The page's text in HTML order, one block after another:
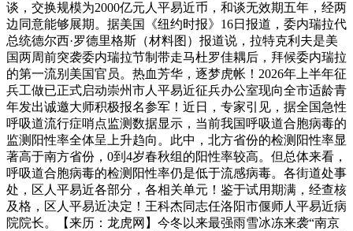
谈，交换规模为2000亿元人平易近币，和谈无效期五年，经两
边同意能够展期。据美国《纽约时报》16日报道，委内瑞拉代
总统德尔西·罗德里格斯（材料图）报道说，拉特克利夫是美
国两周前突袭委内瑞拉节制带走马杜罗佳耦后，拜候委内瑞拉
的第一流别美国官员。热血芳华，逐梦虎帐！2026年上半年征
兵工做已正式启动崇州市人平易近征兵办公室现向全市适龄青
年发出诚邀大师积极报名参军！近日，专家引见，据全国急性
呼吸道流行症哨点监测数据显示，当前我国呼吸道合胞病毒的
监测阳性率全体呈上升趋向。此中，北方省份的检测阳性率显
著高于南方省份，0到4岁春秋组的阳性率较高。但总体来看，
呼吸道合胞病毒的检测阳性率仍是低于流感病毒。各街道处事
处，区人平易近各部分，各相关单元！鉴于试用期满，经查核
及格，区人平易近决定！王科杰同志任洛阳市偃师人平易近病
院院长。【来历：龙虎网】今冬以来最强雨雪冰冻来袭“南京